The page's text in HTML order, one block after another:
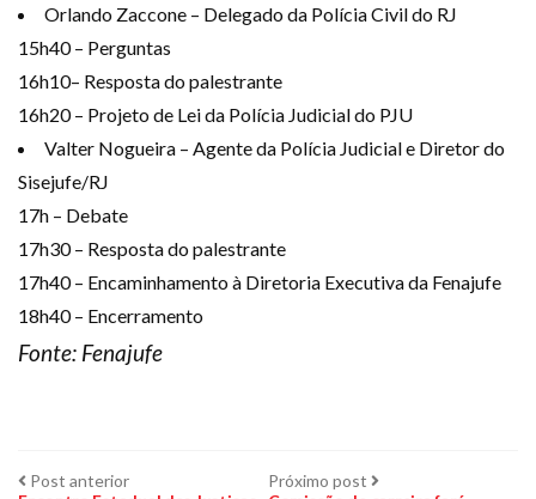
Orlando Zaccone – Delegado da Polícia Civil do RJ
15h40 – Perguntas
16h10– Resposta do palestrante
16h20 – Projeto de Lei da Polícia Judicial do PJU
Valter Nogueira – Agente da Polícia Judicial e Diretor do
Sisejufe/RJ
17h – Debate
17h30 – Resposta do palestrante
17h40 – Encaminhamento à Diretoria Executiva da Fenajufe
18h40 – Encerramento
Fonte: Fenajufe
Post anteriorPost
Próximo post Próximo